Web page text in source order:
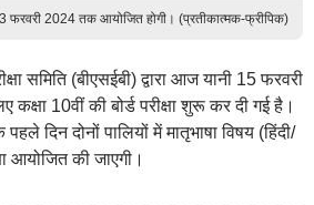
23 फरवरी 2024 तक आयोजित होगी। (प्रतीकात्मक-फ्रीपिक)
समिति (बीएसईबी) द्वारा आज यानी 15 फरवरी
10वीं की बोर्ड परीक्षा शुरू कर दी गई है।
पहले दिन दोनों पालियों में मातृभाषा विषय (हिंदी/
आयोजित की जाएगी।